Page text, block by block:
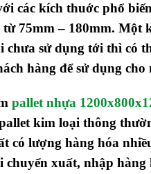
các kích thuớc phổ
từ 75mm – 180mm.
chưa sử dụng tới thì có
hàng để sử dụng cho
pallet nhựa
kim loại thông
có lượng hàng hóa
chuyển xuất, nhập